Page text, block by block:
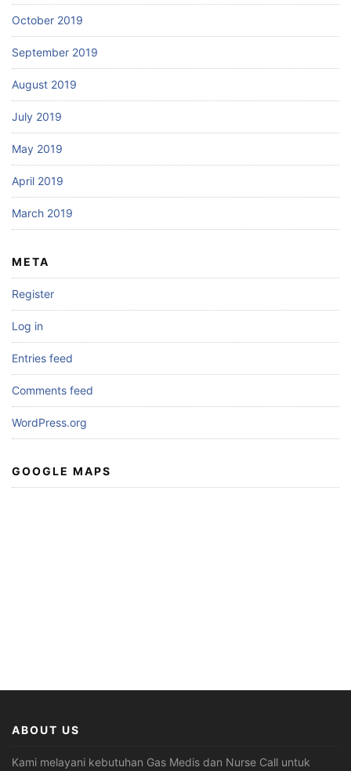
October 2019
September 2019
August 2019
July 2019
May 2019
April 2019
March 2019
META
Register
Log in
Entries feed
Comments feed
WordPress.org
GOOGLE MAPS
ABOUT US
Kami melayani kebutuhan Gas Medis dan Nurse Call untuk